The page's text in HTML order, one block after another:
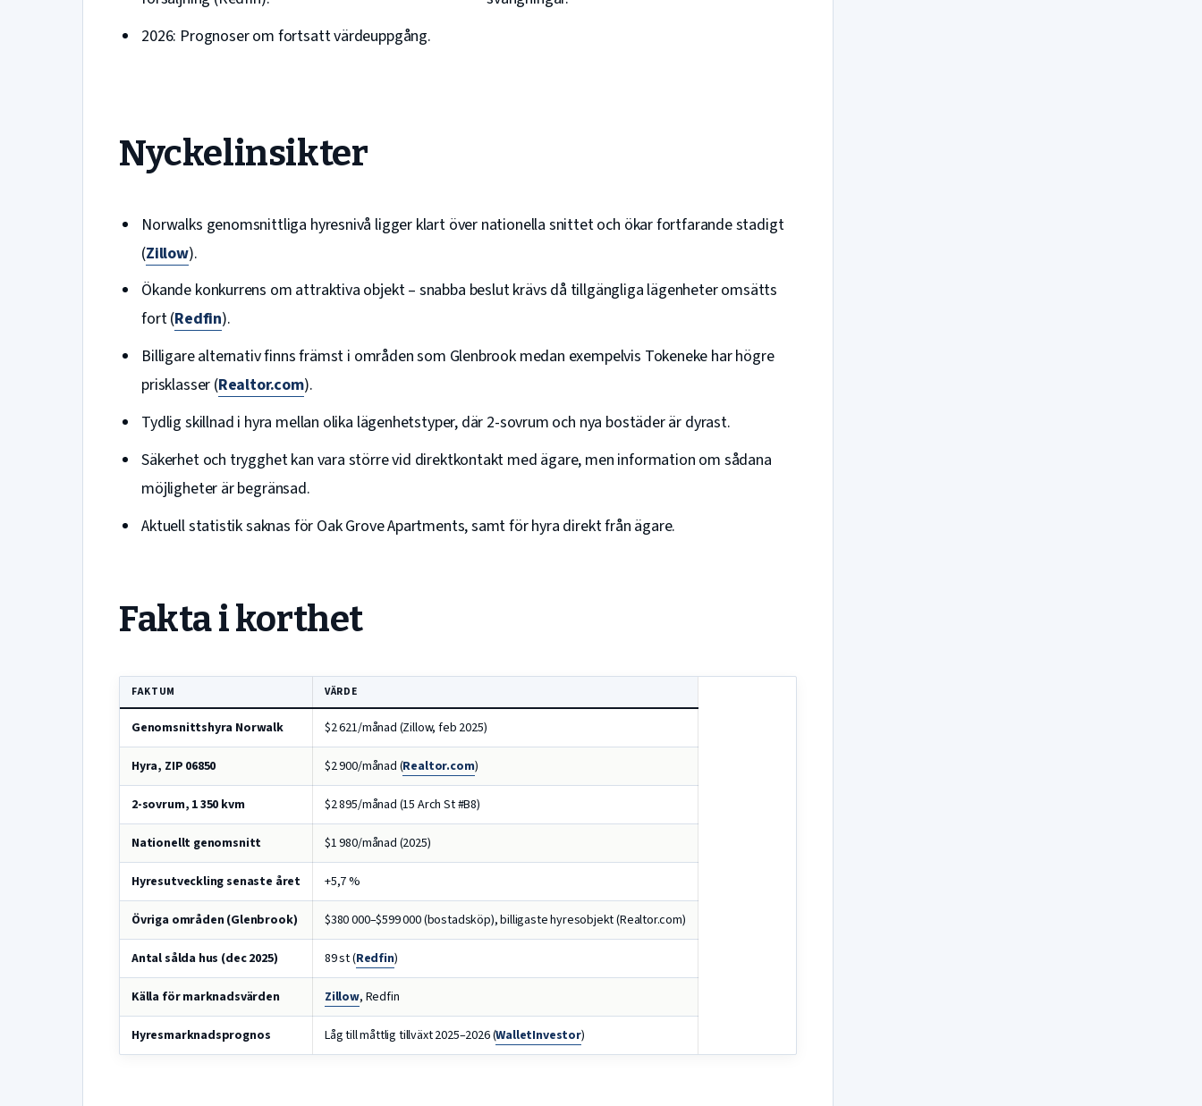
2026: Prognoser om fortsatt värdeuppgång.
Nyckelinsikter
Norwalks genomsnittliga hyresnivå ligger klart över nationella snittet och ökar fortfarande stadigt
(Zillow).
Ökande konkurrens om attraktiva objekt – snabba beslut krävs då tillgängliga lägenheter omsätts
fort (Redfin).
Billigare alternativ finns främst i områden som Glenbrook medan exempelvis Tokeneke har högre
prisklasser (Realtor.com).
Tydlig skillnad i hyra mellan olika lägenhetstyper, där 2-sovrum och nya bostäder är dyrast.
Säkerhet och trygghet kan vara större vid direktkontakt med ägare, men information om sådana
möjligheter är begränsad.
Aktuell statistik saknas för Oak Grove Apartments, samt för hyra direkt från ägare.
Fakta i korthet
FAKTUM VÄRDE
Genomsnittshyra Norwalk $2 621/månad (Zillow, feb 2025)
Hyra, ZIP 06850 $2 900/månad (Realtor.com)
2-sovrum, 1 350 kvm $2 895/månad (15 Arch St #B8)
Nationellt genomsnitt $1 980/månad (2025)
Hyresutveckling senaste året +5,7 %
Övriga områden (Glenbrook) $380 000–$599 000 (bostadsköp), billigaste hyresobjekt (Realtor.com)
Antal sålda hus (dec 2025) 89 st (Redfin)
Källa för marknadsvärden Zillow, Redfin
Hyresmarknadsprognos Låg till måttlig tillväxt 2025–2026 (WalletInvestor)